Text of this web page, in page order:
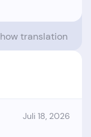
translation
Juli 18, 2026